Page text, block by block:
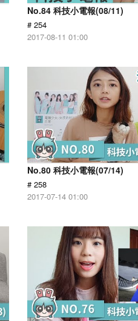
No.84 科技小電報(08/11)
# 254
2017-08-11 01:00
No.80 科技小電報(07/14)
# 258
2017-07-14 01:00